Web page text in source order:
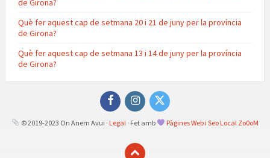
de Girona?
Què fer aquest cap de setmana 20 i 21 de juny per la província
de Girona?
Què fer aquest cap de setmana 13 i 14 de juny per la província
de Girona?
FacebookInstagramTwitter
© 2019-2023 On Anem Avui · Legal · Fet amb Pàgines Web i Seo Local Zo0oM